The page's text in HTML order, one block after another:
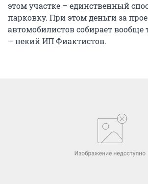
этом участке – единственный
парковку. При этом деньги за
автомобилистов собирает вообще
– некий ИП Фиактистов.